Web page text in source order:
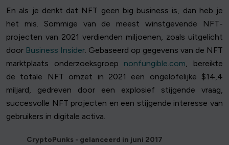
En als je denkt dat NFT geen big business is, dan heb je
het mis. Sommige van de meest winstgevende NFT-
projecten van 2021 verdienden miljoenen, zoals uitgelicht
door Business Insider. Gebaseerd op gegevens van de NFT
marktplaats onderzoeksgroep nonfungible.com, bereikte
de totale NFT omzet in 2021 een ongelofelijke $14,4
miljard, gedreven door een explosief stijgende vraag,
succesvolle NFT projecten en een stijgende interesse van
gebruikers in digitale activa.
CryptoPunks - gelanceerd in juni 2017